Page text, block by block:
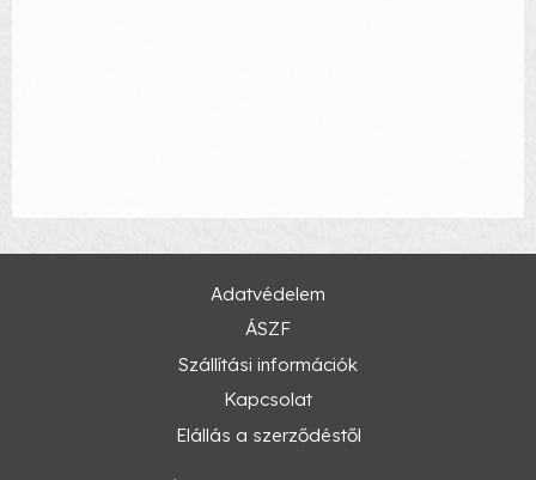
Adatvédelem
ÁSZF
Szállítási információk
Kapcsolat
Elállás a szerződéstől